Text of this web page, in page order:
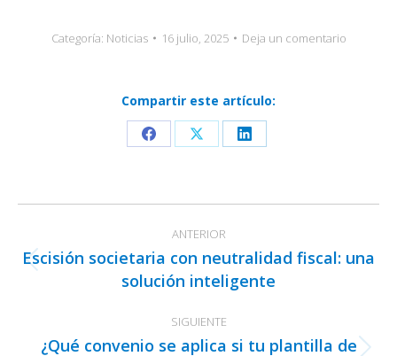
Categoría: Noticias 16 julio, 2025 Deja un comentario
Compartir este artículo:
Share
Facebook
Share
X
Share
LinkedIn
entre
publicaciones
ANTERIOR
Publicación
anterior:
Escisión societaria con neutralidad fiscal: una
solución inteligente
SIGUIENTE
¿Qué convenio se aplica si tu plantilla de